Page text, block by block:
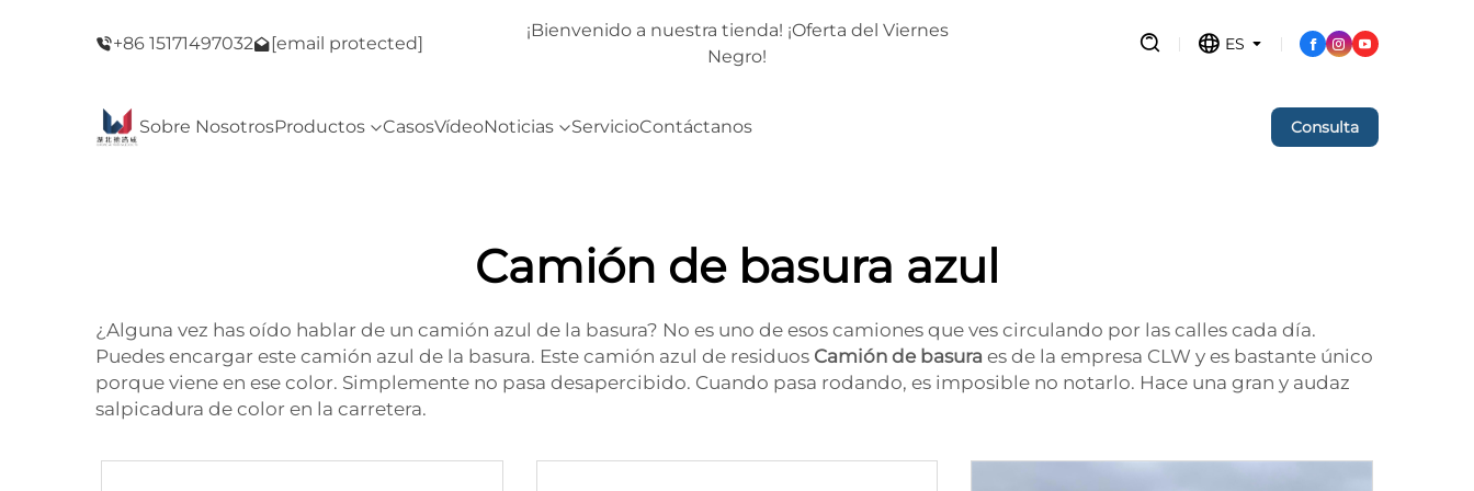
+86 15171497032 [email protected]
Negro!
¡Bienvenido a nuestra tienda! ¡Oferta del Viernes ¡Bienvenido a nuestra tienda! ¡Oferta del Viernes
ES
Sobre NosotrosProductos CasosVídeoNoticias ServicioContáctanos Consulta
Camión de basura azul
¿Alguna vez has oído hablar de un camión azul de la basura? No es uno de esos camiones que ves circulando por las calles cada día.
Puedes encargar este camión azul de la basura. Este camión azul de residuos Camión de basura es de la empresa CLW y es bastante único
porque viene en ese color. Simplemente no pasa desapercibido. Cuando pasa rodando, es imposible no notarlo. Hace una gran y audaz
salpicadura de color en la carretera.